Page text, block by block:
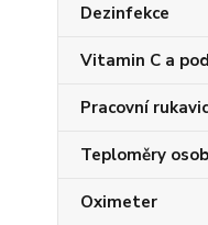
Dezinfekce
Vitamin C a
Pracovní
Teploměry
Oximeter